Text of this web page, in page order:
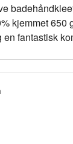
kjemmet 650
en fantastisk